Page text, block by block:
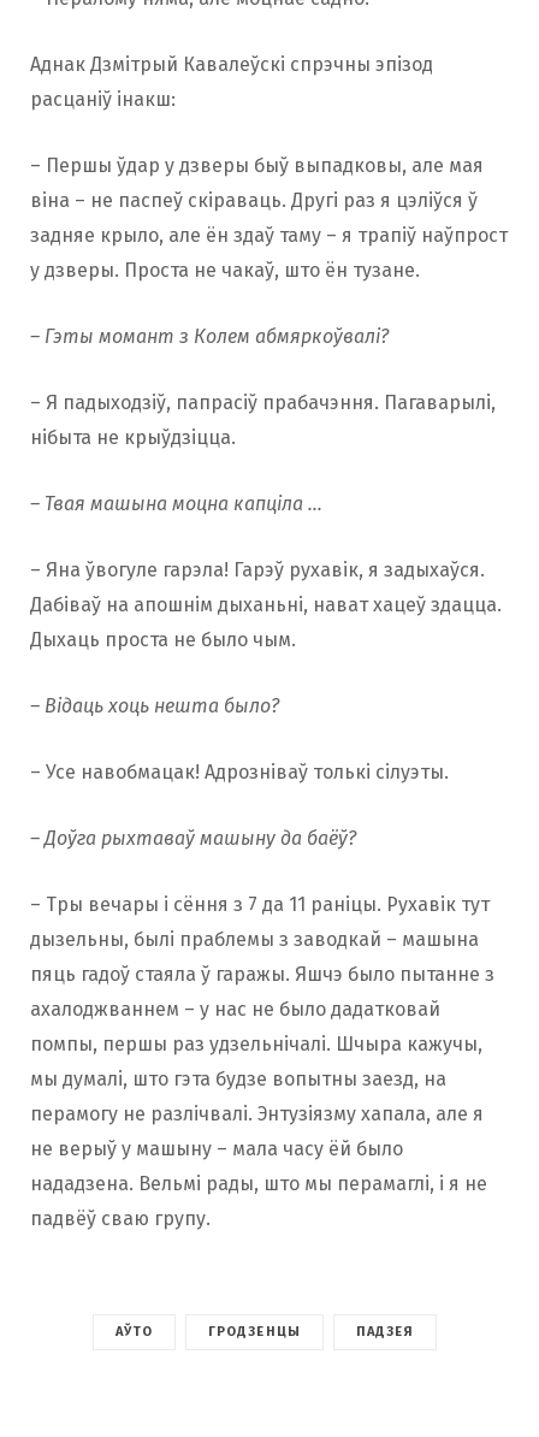
Аднак Дзмітрый Кавалеўскі спрэчны эпізод
расцаніў інакш:
– Першы ўдар у дзверы быў выпадковы, але мая
віна – не паспеў скіраваць. Другі раз я цэліўся ў
задняе крыло, але ён здаў таму – я трапіў наўпрост
у дзверы. Проста не чакаў, што ён тузане.
– Гэты момант з Колем абмяркоўвалі?
– Я падыходзіў, папрасіў прабачэння. Пагаварылі,
нібыта не крыўдзіцца.
– Твая машына моцна капціла …
– Яна ўвогуле гарэла! Гарэў рухавік, я задыхаўся.
Дабіваў на апошнім дыханьні, нават хацеў здацца.
Дыхаць проста не было чым.
– Відаць хоць нешта было?
– Усе навобмацак! Адрозніваў толькі сілуэты.
– Доўга рыхтаваў машыну да баёў?
– Тры вечары і сёння з 7 да 11 раніцы. Рухавік тут
дызельны, былі праблемы з заводкай – машына
пяць гадоў стаяла ў гаражы. Яшчэ было пытанне з
ахалоджваннем – у нас не было дадатковай
помпы, першы раз удзельнічалі. Шчыра кажучы,
мы думалі, што гэта будзе вопытны заезд, на
перамогу не разлічвалі. Энтузіязму хапала, але я
не верыў у машыну – мала часу ёй было
нададзена. Вельмі рады, што мы перамаглі, і я не
падвёў сваю групу.
АЎТО ГРОДЗЕНЦЫ ПАДЗЕЯ